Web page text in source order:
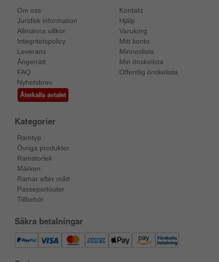
Om oss
Juridisk information
Allmänna villkor
Integritetspolicy
Leverans
Ångerrätt
FAQ
Nyhetsbrev
Återkalla avtalet
Kontakt
Hjälp
Varukorg
Mitt konto
Minneslista
Min önskelista
Offentlig önskelista
Kategorier
Ramtyp
Övriga produkter
Ramstorlek
Märken
Ramar efter mått
Passepartouter
Tillbehör
Säkra betalningar